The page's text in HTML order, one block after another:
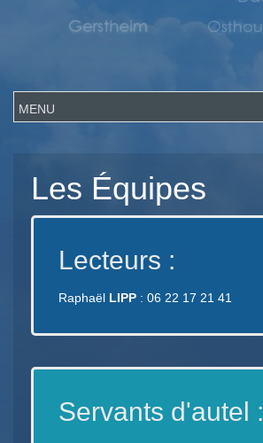
Les Équipes
Lecteurs :
Raphaël LIPP : 06 22 17 21 41
Servants d'autel :